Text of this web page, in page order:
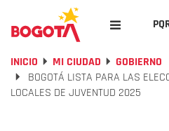
INICIO MI CIUDAD
GOBIERNO
BOGOTÁ LISTA PARA LAS
LOCALES DE JUVENTUD 2025